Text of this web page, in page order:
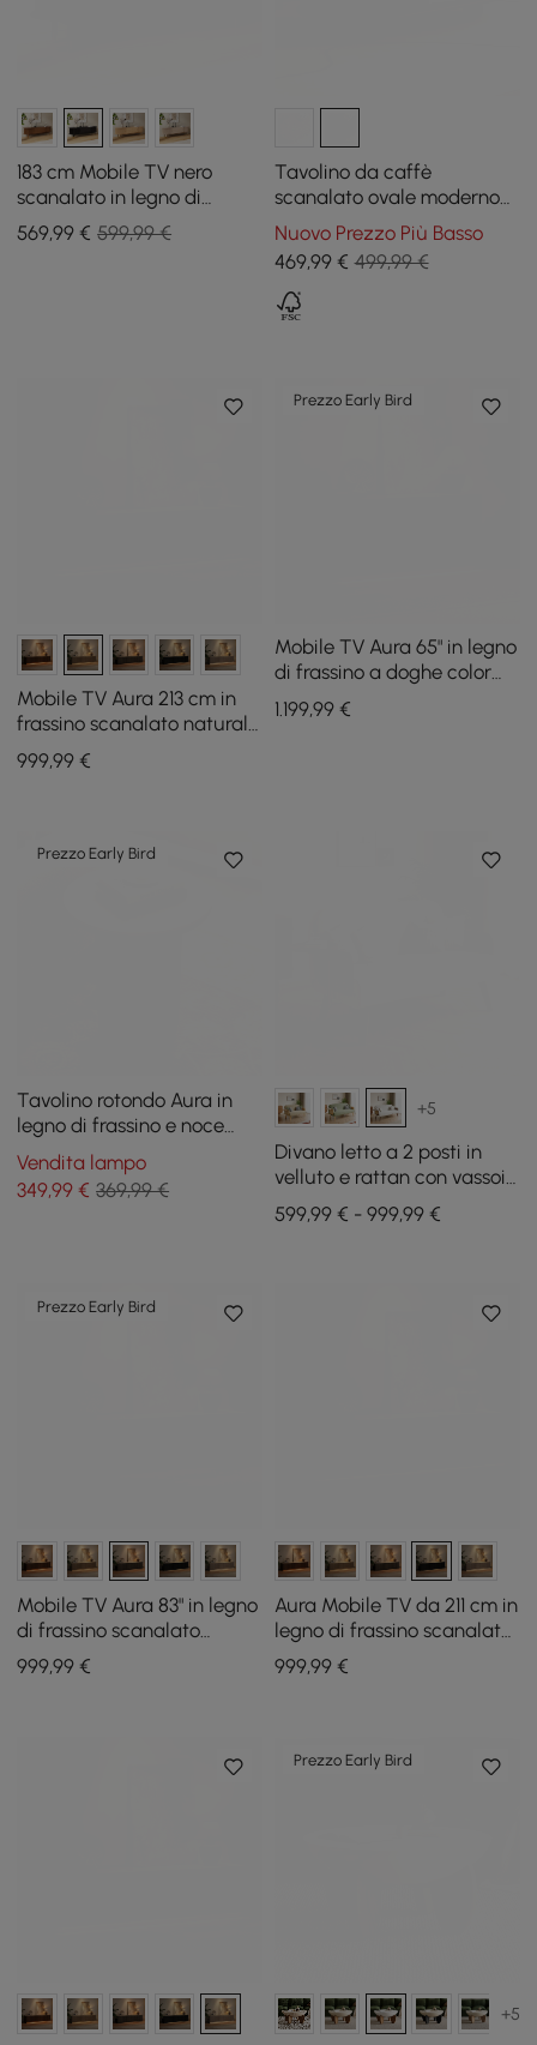
183 cm Mobile TV nero
scanalato in legno di
frassino con contenitore
569,99 € 599,99 €
Tavolino da caffè
scanalato ovale moderno
in legno massello di noce
da 1100 mm con contenitore
Nuovo Prezzo Più Basso
469,99€ 499,99 €
Mobile TV Aura 213 cm in
frassino scanalato naturale
con piano in pietra
sinterizzata
999,99 €
Prezzo Early Bird
Mobile TV Aura 65" in legno
di frassino a doghe color
noce con piano in pietra
sinterizzata
1.199,99€
Prezzo Early Bird
Tavolino rotondo Aura in
legno di frassino e noce
scanalato con piano in
pietra sinterizzata
Vendita lampo
349,99 € 369,99 €
+5
Divano letto a 2 posti in
velluto e rattan con vassoio
girevole
599,99 € - 999,99 €
Prezzo Early Bird
Mobile TV Aura 83" in legno
di frassino scanalato
marrone fumo con top in
pietra sinterizzata
999,99 €
Aura Mobile TV da 211 cm in
legno di frassino scanalato
noce nero con piano in
pietra sinterizzata
999,99€
Prezzo Early Bird
+5